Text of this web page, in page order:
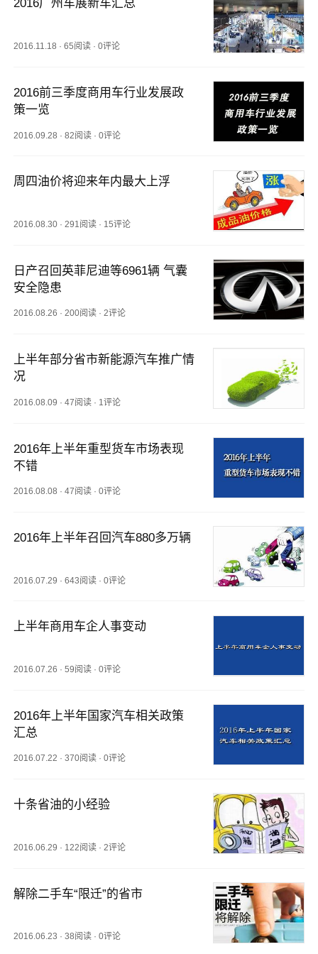
2016广州车展新车汇总
2016.11.18 ·65阅读 ·0评论
2016前三季度商用车行业发展政
策一览
2016.09.28 ·82阅读 ·0评论
周四油价将迎来年内最大上浮
2016.08.30 ·291阅读 · 15评论
日产召回英菲尼迪等6961辆 气囊
2016.08.26 ·200阅读 ·2评论
上半年部分省市新能源汽车推广情
况
2016.08.09 ·47阅读 · 1评论
2016年上半年重型货车市场表现
不错
2016.08.08 ·47阅读 ·0评论
2016.07.29 ·643阅读 ·0评论
上半年商用车企人事变动
2016.07.26 ·59阅读 ·0评论
2016年上半年国家汽车相关政策
汇总
2016.07.22 ·370阅读 ·0评论
十条省油的小经验
2016.06.29 · 122阅读 · 2评论
解除二手车“限迁”的省市
2016.06.23 ·38阅读 ·0评论